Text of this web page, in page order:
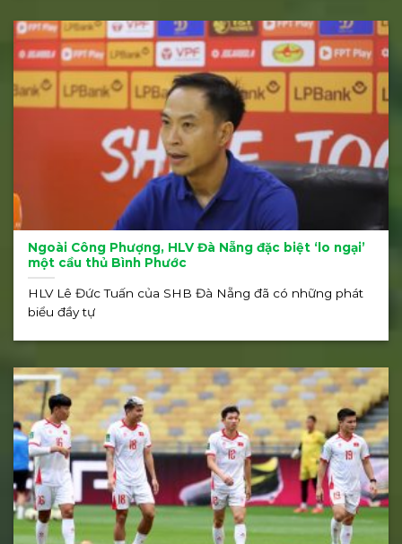
Ngoài Công Phượng, HLV Đà Nẵng đặc biệt ‘lo ngại’
một cầu thủ Bình Phước
HLV Lê Đức Tuấn của SHB Đà Nẵng đã có những phát
biểu đầy tự